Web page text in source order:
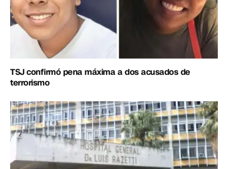
TSJ confirmó pena máxima a dos acusados de
terrorismo